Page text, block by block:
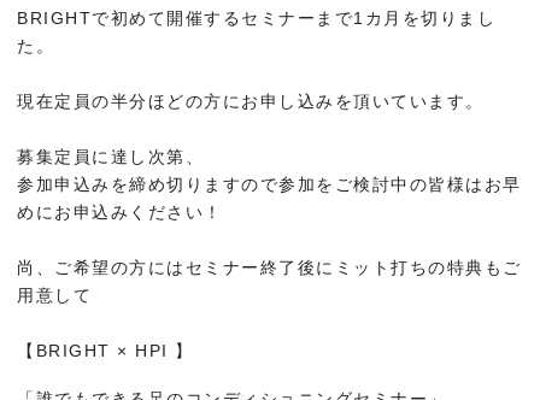
BRIGHTで初めて開催するセミナーまで1カ月を切りまし
た。
現在定員の半分ほどの方にお申し込みを頂いています。
募集定員に達し次第、
参加申込みを締め切りますので参加をご検討中の皆様はお早
めにお申込みください！
尚、ご希望の方にはセミナー終了後にミット打ちの特典もご
用意して
【BRIGHT × HPI 】